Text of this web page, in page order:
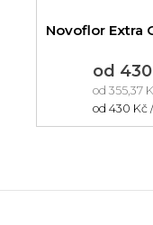
Novoflor Extra
od
od 355,37
Měrná
od 430 Kč